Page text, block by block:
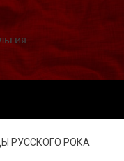
РУССКОГО РОКА